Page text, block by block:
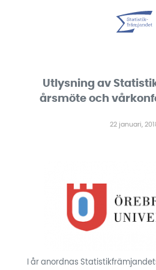
Utlysning av
årsmöte och
22 januari,
I år anordnas